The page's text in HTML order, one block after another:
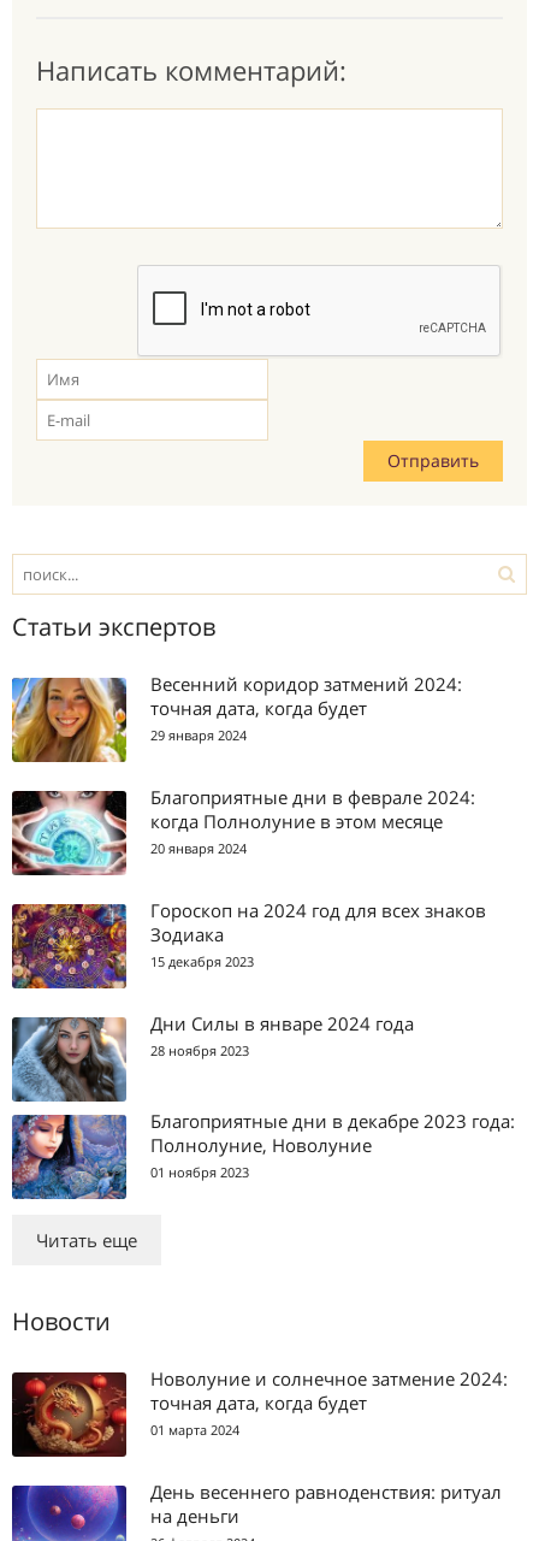
Написать комментарий:
Статьи экспертов
Весенний коридор затмений 2024:
точная дата, когда будет
29 января 2024
Благоприятные дни в феврале 2024:
когда Полнолуние в этом месяце
20 января 2024
Гороскоп на 2024 год для всех знаков
Зодиака
15 декабря 2023
Дни Силы в январе 2024 года
28 ноября 2023
Благоприятные дни в декабре 2023 года:
Полнолуние, Новолуние
01 ноября 2023
Читать еще
Новости
Новолуние и солнечное затмение 2024:
точная дата, когда будет
01 марта 2024
День весеннего равноденствия: ритуал
на деньги